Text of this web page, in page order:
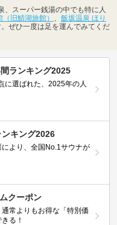
、スーパー銭湯の中でも特に人
旧鯖湖旅館） 、 飯坂温泉 ほり
ぜひ一度は足を運んでみてくだ
ランキング2025
に選ばれた、2025年の人
キング2026
より、全国No.1サウナが
クーポン
常よりもお得な「特別価
る！